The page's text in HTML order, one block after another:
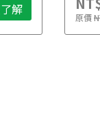
解 原價